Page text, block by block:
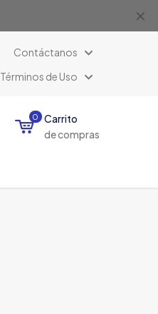
✕
Contáctanos
Términos de Uso
0
Carrito
de compras